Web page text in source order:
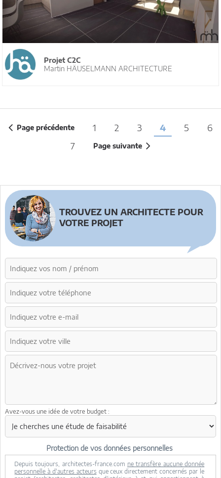
Projet C2C
Martin HÄUSELMANN ARCHITECTURE
Page précédente 1 2 3 4 5
6
7
Page suivante
TROUVEZ UN ARCHITECTE POUR
VOTRE PROJET
Avez-vous une idée de votre budget :
Protection de vos données personnelles
Depuis toujours, architectes-france.com ne transfère aucune donnée
personnelle à d'autres acteurs que ceux directement concernés par le